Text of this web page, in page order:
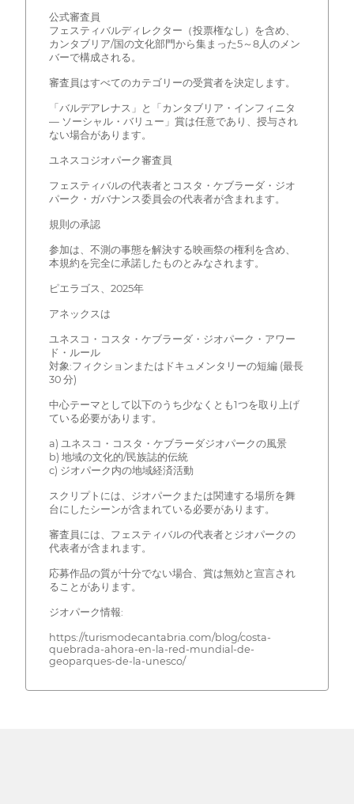
公式審査員
フェスティバルディレクター（投票権なし）を含め、
カンタブリア/国の文化部門から集まった5～8人のメン
バーで構成される。
審査員はすべてのカテゴリーの受賞者を決定します。
「バルデアレナス」と「カンタブリア・インフィニタ
— ソーシャル・バリュー」賞は任意であり、授与され
ない場合があります。
ユネスコジオパーク審査員
フェスティバルの代表者とコスタ・ケブラーダ・ジオ
パーク・ガバナンス委員会の代表者が含まれます。
規則の承認
参加は、不測の事態を解決する映画祭の権利を含め、
本規約を完全に承諾したものとみなされます。
ピエラゴス、2025年
アネックスは
ユネスコ・コスタ・ケブラーダ・ジオパーク・アワー
ド・ルール
対象:フィクションまたはドキュメンタリーの短編 (最長
30 分)
中心テーマとして以下のうち少なくとも1つを取り上げ
ている必要があります。
a) ユネスコ・コスタ・ケブラーダジオパークの風景
b) 地域の文化的/民族誌的伝統
c) ジオパーク内の地域経済活動
スクリプトには、ジオパークまたは関連する場所を舞
台にしたシーンが含まれている必要があります。
審査員には、フェスティバルの代表者とジオパークの
代表者が含まれます。
応募作品の質が十分でない場合、賞は無効と宣言され
ることがあります。
ジオパーク情報:
https://turismodecantabria.com/blog/costa-
quebrada-ahora-en-la-red-mundial-de-
geoparques-de-la-unesco/